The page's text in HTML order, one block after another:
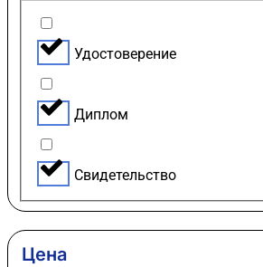
Удостоверение
Диплом
Свидетельство
Цена